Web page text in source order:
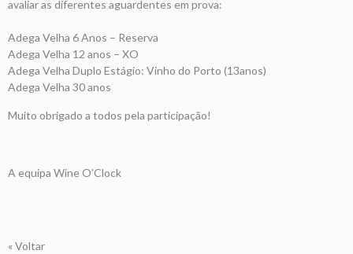
avaliar as diferentes aguardentes em prova:
Adega Velha 6 Anos – Reserva
Adega Velha 12 anos – XO
Adega Velha Duplo Estágio: Vinho do Porto (13anos)
Adega Velha 30 anos
Muito obrigado a todos pela participação!
A equipa Wine O’Clock
« Voltar